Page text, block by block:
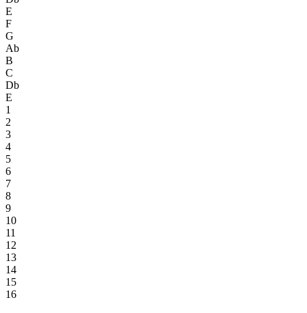
E
F
G
Ab
B
C
Db
E
1
2
3
4
5
6
7
8
9
10
11
12
13
14
15
16